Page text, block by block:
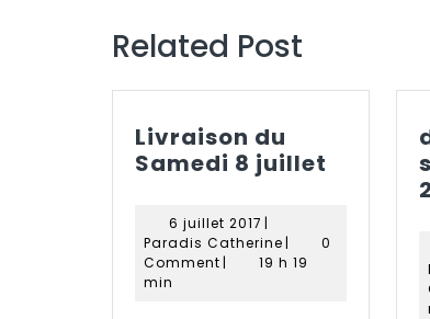
Related Post
Livraison du
Samedi 8 juillet
8
6 juillet 2017 6
juillet
2017
|
Paradis CatherineParadis
Catherine
|
0
Comment |
19 h 19
min